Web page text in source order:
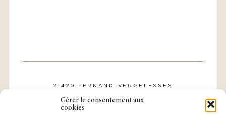
Gérer le consentement aux
cookies
21420 PERNAND-VERGELESSES
TÉL. : 03 80 21 57 31